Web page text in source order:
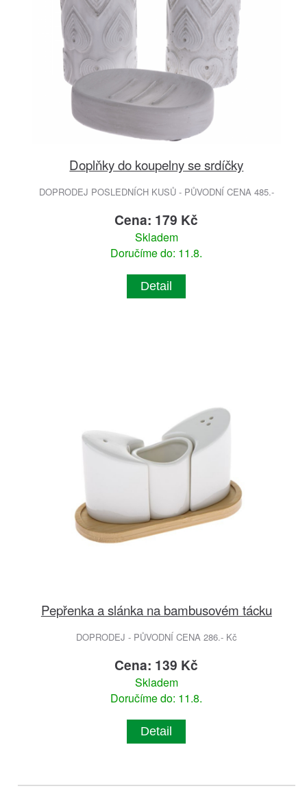
Doplňky do koupelny se srdíčky
DOPRODEJ POSLEDNÍCH KUSŮ - PŮVODNÍ CENA 485.-
Cena: 179 Kč
Skladem
Doručíme do: 11.8.
Detail
Pepřenka a slánka na bambusovém tácku
DOPRODEJ - PŮVODNÍ CENA 286.- Kč
Cena: 139 Kč
Skladem
Doručíme do: 11.8.
Detail